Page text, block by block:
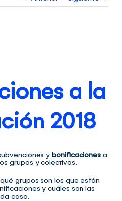
a la
2018
y bonificaciones a
grupos y colectivos.
grupos son los que están
y cuáles son las
caso.